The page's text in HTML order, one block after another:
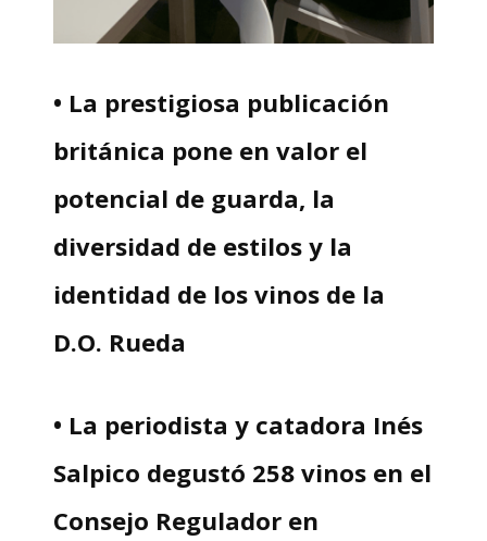
• La prestigiosa publicación
británica pone en valor el
potencial de guarda, la
diversidad de estilos y la
identidad de los vinos de la
D.O. Rueda
• La periodista y catadora Inés
Salpico degustó 258 vinos en el
Consejo Regulador en